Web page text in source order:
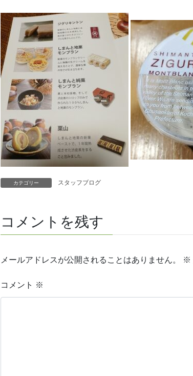
カテゴリー スタッフブログ
コメントを残す
メールアドレスが公開されることはありません。 ※
コメント ※